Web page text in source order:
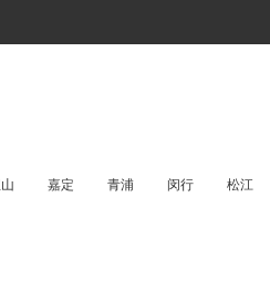
嘉定 青浦 闵行 松江